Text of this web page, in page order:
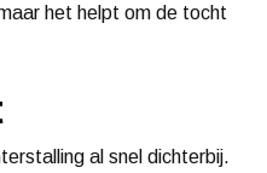
het helpt om de tocht
al snel dichterbij.